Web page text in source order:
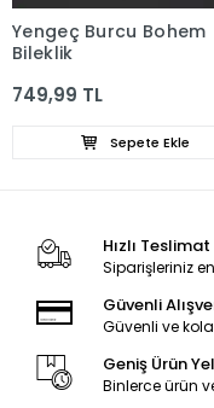
Yengeç Burcu Bohem
Bileklik
749,99 TL
Sepete Ekle
Hızlı Teslimat
Siparişleriniz
Güvenli
Güvenli ve
Geniş Ürün
Binlerce ürün